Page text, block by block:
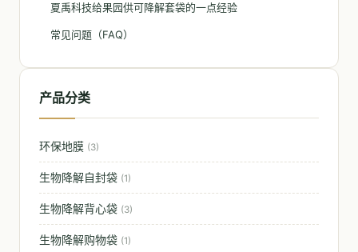
夏禹科技给果园供可降解套袋的一点经验
常见问题（FAQ）
产品分类
环保地膜 (3)
生物降解自封袋 (1)
生物降解背心袋 (3)
生物降解购物袋 (1)